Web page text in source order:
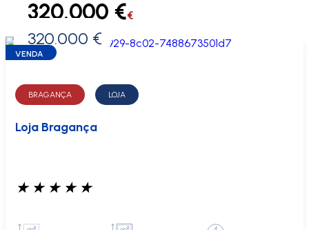
0 €
320.000 €€
320.000 €
VENDA
BRAGANÇA LOJA
Loja Bragança
★ ★ ★ ★ ★